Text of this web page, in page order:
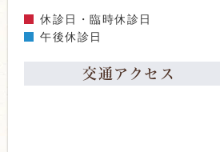
休診日・臨時休診日
午後休診日
交通アクセス